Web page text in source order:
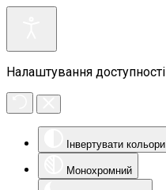
Налаштування доступності
Інвертувати кольори
Монохромний